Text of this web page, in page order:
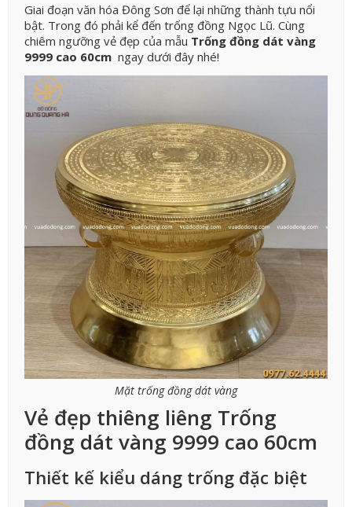
Giai đoạn văn hóa Đông Sơn để lại những thành tựu nổi
bật. Trong đó phải kể đến trống đồng Ngọc Lũ. Cùng
chiêm ngưỡng vẻ đẹp của mẫu Trống đồng dát vàng
9999 cao 60cm ngay dưới đây nhé!
Mặt trống đồng dát vàng
Vẻ đẹp thiêng liêng Trống
đồng dát vàng 9999 cao 60cm
Thiết kế kiểu dáng trống đặc biệt